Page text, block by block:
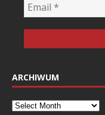
ARCHIWUM